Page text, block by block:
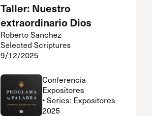
Taller: Nuestro
extraordinario Dios
Roberto Sanchez
Selected Scriptures
9/12/2025
Conferencia
Expositores
• Series: Expositores
2025